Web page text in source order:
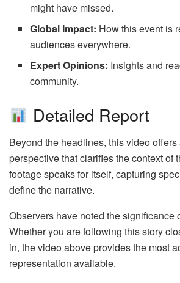
might have missed.
Global Impact: How this event is
audiences everywhere.
Expert Opinions: Insights and
community.
Detailed Report
Beyond the headlines, this video
perspective that clarifies the context of
footage speaks for itself, capturing
define the narrative.
Observers have noted the significance
Whether you are following this story
in, the video above provides the most
representation available.